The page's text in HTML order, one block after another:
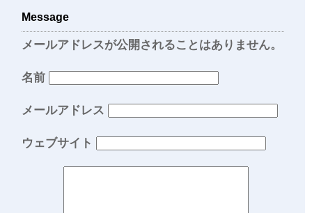
Message
メールアドレスが公開されることはありません。
名前
メールアドレス
ウェブサイト